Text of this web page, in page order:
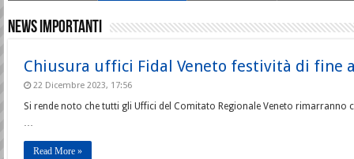
News importanti
Chiusura uffici Fidal Veneto festività di fine
22 Dicembre 2023, 17:56
Si rende noto che tutti gli Uffici del Comitato Regionale Veneto rimarranno
…
Read More »